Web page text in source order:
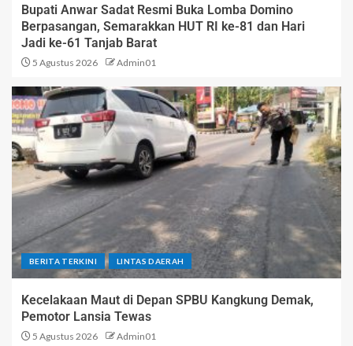
Bupati Anwar Sadat Resmi Buka Lomba Domino
Berpasangan, Semarakkan HUT RI ke-81 dan Hari
Jadi ke-61 Tanjab Barat
5 Agustus 2026 Admin01
BERITA TERKINI LINTAS DAERAH
Kecelakaan Maut di Depan SPBU Kangkung Demak,
Pemotor Lansia Tewas
5 Agustus 2026 Admin01